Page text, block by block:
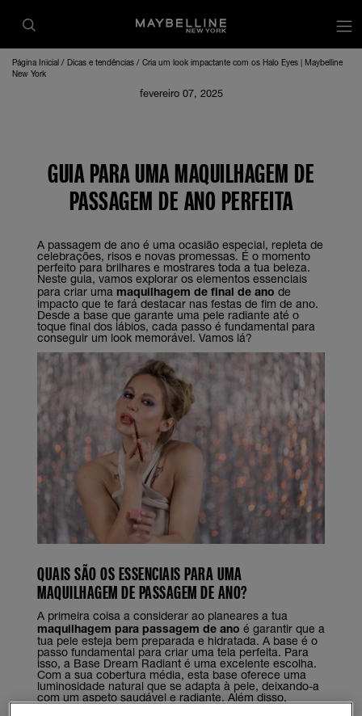
Página Inicial Dicas e tendências
Cria um look impactante com os Halo Eyes | Maybelline
New York
fevereiro 07, 2025
GUIA PARA UMA MAQUILHAGEM DE
PASSAGEM DE ANO PERFEITA
A passagem de ano é uma ocasião especial, repleta de
celebrações, risos e novas promessas. É o momento
perfeito para brilhares e mostrares toda a tua beleza.
Neste guia, vamos explorar os elementos essenciais
para criar uma maquilhagem de final de ano de
impacto que te fará destacar nas festas de fim de ano.
Desde a base que garante uma pele radiante até o
toque final dos lábios, cada passo é fundamental para
conseguir um look memorável. Vamos lá?
QUAIS SÃO OS ESSENCIAIS PARA UMA
MAQUILHAGEM DE PASSAGEM DE ANO?
A primeira coisa a considerar ao planeares a tua
maquilhagem para passagem de ano é garantir que a
tua pele esteja bem preparada e hidratada. A base é o
passo fundamental para criar uma tela perfeita. Para
isso, a Base Dream Radiant é uma excelente escolha.
Com a sua cobertura média, esta base oferece uma
luminosidade natural que se adapta à pele, deixando-a
com um aspeto saudável e radiante. Além disso,
garante uma durabilidade ideal para que possas